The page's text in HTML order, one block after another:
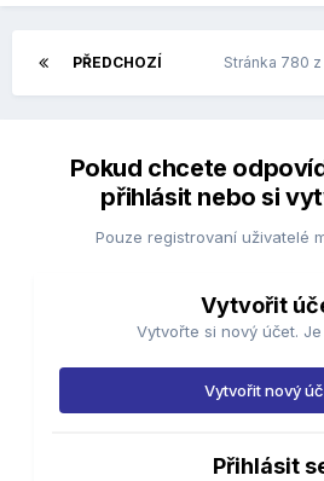
PŘEDCHOZÍ Stránka 780 z
Pokud chcete
přihlásit nebo si
Pouze registrovaní uživatelé
Vytvořit
Vytvořte si nový účet.
Vytvořit nový
Přihlásit